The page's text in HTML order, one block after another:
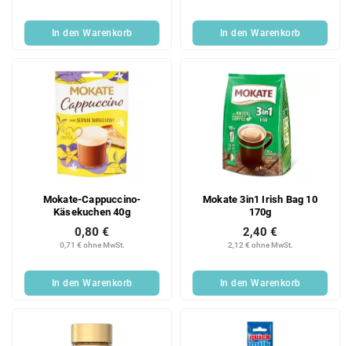
In den Warenkorb In den Warenkorb
Mokate-Cappuccino-
Käsekuchen 40g
0,71 € ohne MwSt.
0,80 €
In den Warenkorb
Mokate 3in1 Irish Bag 10
170g
2,12 € ohne MwSt.
2,40 €
In den Warenkorb